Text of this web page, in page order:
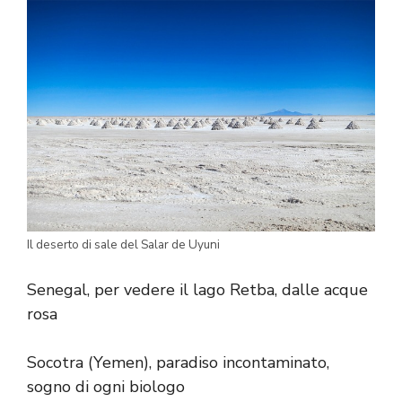
Il deserto di sale del Salar de Uyuni
Senegal, per vedere il lago Retba, dalle acque
rosa
Socotra (Yemen), paradiso incontaminato,
sogno di ogni biologo